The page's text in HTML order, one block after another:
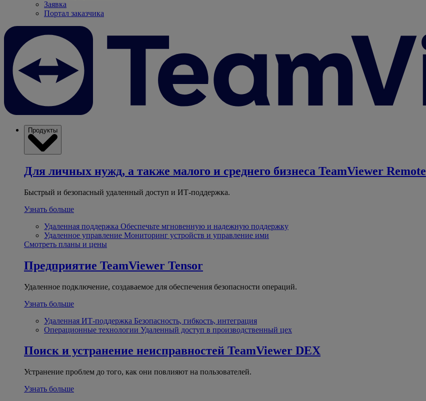
Заявка
Портал заказчика
Продукты
Для личных нужд, а также малого и среднего бизнеса TeamViewer Remote
Быстрый и безопасный удаленный доступ и ИТ-поддержка.
Узнать больше
Удаленная поддержка Обеспечьте мгновенную и надежную поддержку
Удаленное управление Мониторинг устройств и управление ими
Смотреть планы и цены
Предприятие TeamViewer Tensor
Удаленное подключение, создаваемое для обеспечения безопасности операций.
Узнать больше
Удаленная ИТ-поддержка Безопасность, гибкость, интеграция
Операционные технологии Удаленный доступ в производственный цех
Поиск и устранение неисправностей TeamViewer DEX
Устранение проблем до того, как они повлияют на пользователей.
Узнать больше